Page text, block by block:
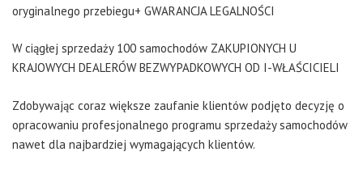
oryginalnego przebiegu+ GWARANCJA LEGALNOŚCI
W ciągłej sprzedaży 100 samochodów ZAKUPIONYCH U
KRAJOWYCH DEALERÓW BEZWYPADKOWYCH OD I-WŁAŚCICIELI
Zdobywając coraz większe zaufanie klientów podjęto decyzję o
opracowaniu profesjonalnego programu sprzedaży samochodów
nawet dla najbardziej wymagających klientów.